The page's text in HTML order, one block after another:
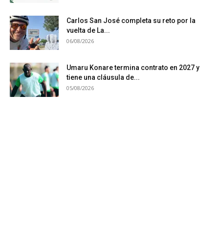
Carlos San José completa su reto por la
vuelta de La...
06/08/2026
Umaru Konare termina contrato en 2027 y
tiene una cláusula de...
05/08/2026